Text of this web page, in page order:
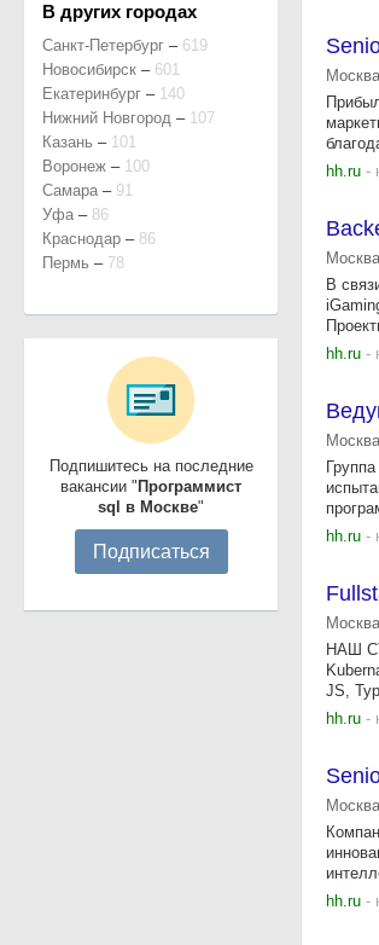
Москва
hh.ru -
Москва
В
hh.ru -
Москва
hh.ru -
Москва
НАШ
JS,
hh.ru -
Москва
hh.ru -
В других городах
Санкт-Петербург – 619
Новосибирск – 601
Екатеринбург – 140
Нижний Новгород – 107
Казань – 101
Воронеж – 100
Самара – 91
Уфа – 86
Краснодар – 86
Пермь – 78
Подпишитесь на последние
вакансии " Программист
sql в Москве"
Подписаться